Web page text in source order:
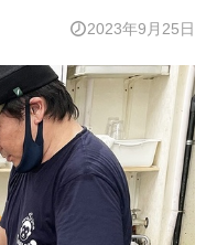
2023年9月25日